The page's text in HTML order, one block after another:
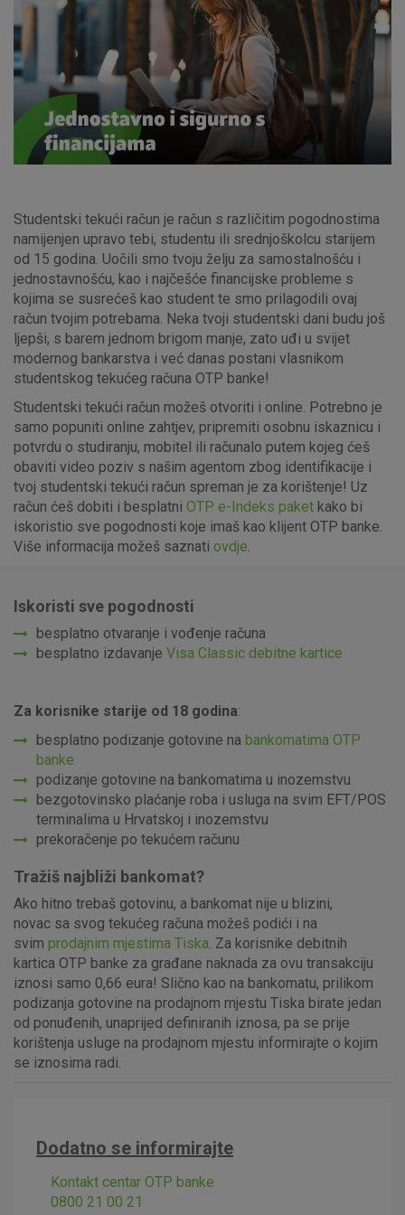
Studentski tekući račun je račun s različitim pogodnostima
namijenjen upravo tebi, studentu ili srednjoškolcu starijem
od 15 godina. Uočili smo tvoju želju za samostalnošću i
jednostavnošću, kao i najčešće financijske probleme s
kojima se susrećeš kao student te smo prilagodili ovaj
račun tvojim potrebama. Neka tvoji studentski dani budu još
ljepši, s barem jednom brigom manje, zato uđi u svijet
modernog bankarstva i već danas postani vlasnikom
studentskog tekućeg računa OTP banke!
Studentski tekući račun možeš otvoriti i online. Potrebno je
samo popuniti online zahtjev, pripremiti osobnu iskaznicu i
potvrdu o studiranju, mobitel ili računalo putem kojeg ćeš
obaviti video poziv s našim agentom zbog identifikacije i
tvoj studentski tekući račun spreman je za korištenje! Uz
račun ćeš dobiti i besplatni OTP e-Indeks paket kako bi
iskoristio sve pogodnosti koje imaš kao klijent OTP banke.
Više informacija možeš saznati ovdje
Iskoristi sve pogodnosti
besplatno otvaranje i vođenje računa
besplatno izdavanje Visa Classic debitne kartice
Za korisnike starije od 18 godina:
besplatno podizanje gotovine na bankomatima OTP
banke
podizanje gotovine na bankomatima u inozemstvu
bezgotovinsko plaćanje roba i usluga na svim EFT/POS
terminalima u Hrvatskoj i inozemstvu
prekoračenje po tekućem računu
Tražiš najbliži bankomat?
Ako hitno trebaš gotovinu, a bankomat nije u blizini,
novac sa svog tekućeg računa možeš podići i na
svim prodajnim mjestima Tiska . Za korisnike debitnih
kartica OTP banke za građane naknada za ovu transakciju
iznosi samo 0,66 eura! Slično kao na bankomatu, prilikom
podizanja gotovine na prodajnom mjestu Tiska birate jedan
od ponuđenih, unaprijed definiranih iznosa, pa se prije
korištenja usluge na prodajnom mjestu informirajte o kojim
se iznosima radi.
Dodatno se informirajte
Kontakt centar OTP banke
0800 21 00 21